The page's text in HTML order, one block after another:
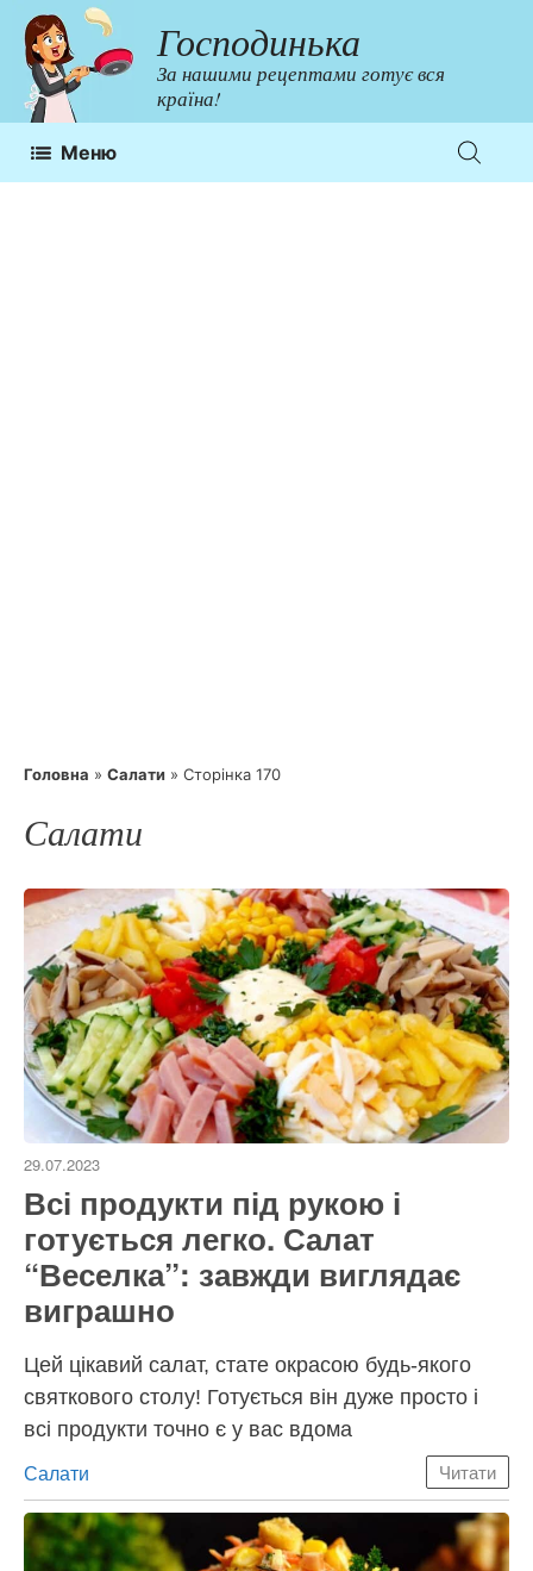
Перейти
до
контенту
Господинька
За нашими рецептами готує вся
країна!
Меню
Головна » Салати » Сторінка 170
Салати
29.07.2023
Всі продукти під рукою і
готується легко. Салат
“Веселка”: завжди виглядає
виграшно
Цей цікавий салат, стате окрасою будь-якого
святкового столу! Готується він дуже просто і
всі продукти точно є у вас вдома
Категорії
Салати Читати